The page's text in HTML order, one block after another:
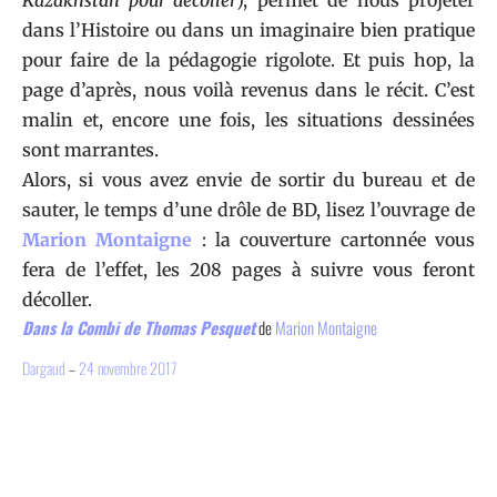
dans l’Histoire ou dans un imaginaire bien pratique
pour faire de la pédagogie rigolote. Et puis hop, la
page d’après, nous voilà revenus dans le récit. C’est
malin et, encore une fois, les situations dessinées
sont marrantes.
Alors, si vous avez envie de sortir du bureau et de
sauter, le temps d’une drôle de BD, lisez l’ouvrage de
Marion Montaigne : la couverture cartonnée vous
fera de l’effet, les 208 pages à suivre vous feront
décoller.
Dans la Combi de Thomas PesquetdeMarion Montaigne
Dargaud–24 novembre 2017